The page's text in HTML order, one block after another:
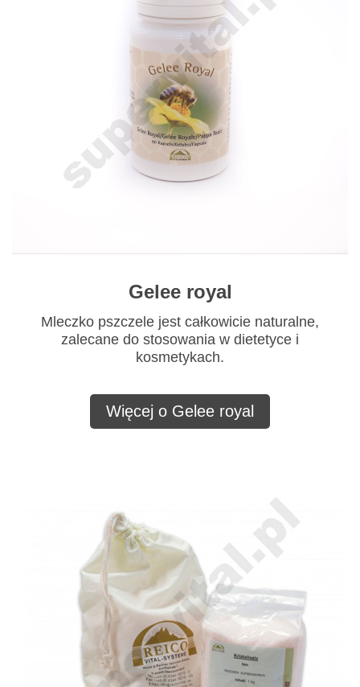
Gelee royal
Mleczko pszczele jest całkowicie naturalne,
zalecane do stosowania w dietetyce i
kosmetykach.
Więcej o Gelee royal